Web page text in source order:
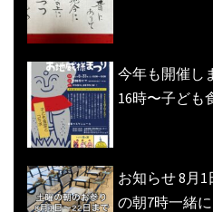
今年も開催し
16時〜子ども
お知らせ 8月
の朝7時一緒